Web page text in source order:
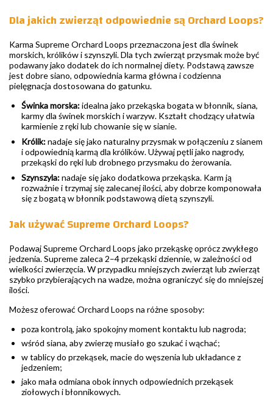
Dla jakich zwierząt odpowiednie są Orchard Loops?
Karma Supreme Orchard Loops przeznaczona jest dla świnek
morskich, królików i szynszyli. Dla tych zwierząt przysmak może być
podawany jako dodatek do ich normalnej diety. Podstawą zawsze
jest dobre siano, odpowiednia karma główna i codzienna
pielęgnacja dostosowana do gatunku.
Świnka morska:idealna jako przekąska bogata w błonnik, siana,
karmy dla świnek morskich i warzyw. Kształt chodzący ułatwia
karmienie z ręki lub chowanie się w sianie.
Królik:nadaje się jako naturalny przysmak w połączeniu z sianem
i odpowiednią karmą dla królików. Używaj pętli jako nagrody,
przekąski do ręki lub drobnego przysmaku do żerowania.
Szynszyla:nadaje się jako dodatkowa przekąska. Karm ją
rozważnie i trzymaj się zalecanej ilości, aby dobrze komponowała
się z bogatą w błonnik podstawową dietą szynszyli.
Jak używać Supreme Orchard Loops?
Podawaj Supreme Orchard Loops jako przekąskę oprócz zwykłego
jedzenia. Supreme zaleca 2–4 przekąski dziennie, w zależności od
wielkości zwierzęcia. W przypadku mniejszych zwierząt lub zwierząt
szybko przybierających na wadze, można ograniczyć się do mniejszej
ilości.
Możesz oferować Orchard Loops na różne sposoby:
poza kontrolą, jako spokojny moment kontaktu lub nagroda;
wśród siana, aby zwierzę musiało go szukać i wąchać;
w tablicy do przekąsek, macie do węszenia lub układance z
jedzeniem;
jako mała odmiana obok innych odpowiednich przekąsek
ziołowych i błonnikowych.